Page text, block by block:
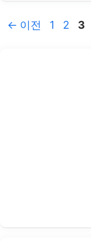
← 이전
페
1
페
2
페
3